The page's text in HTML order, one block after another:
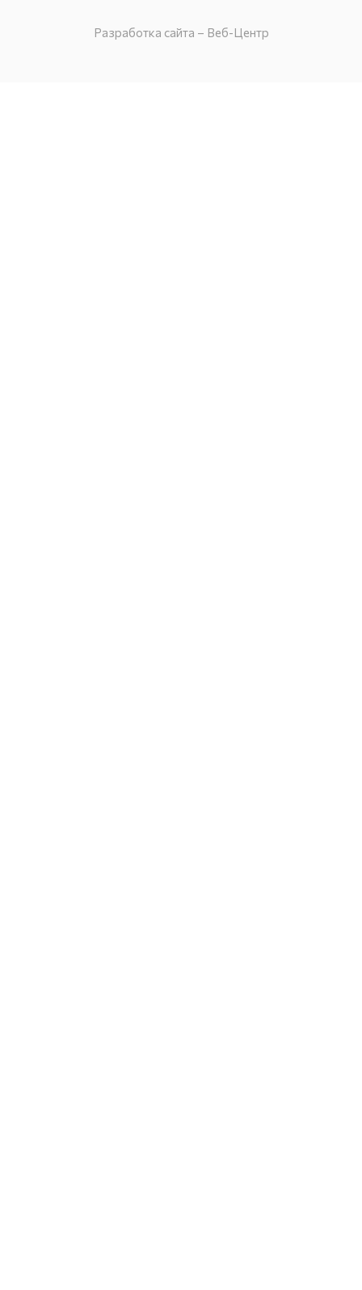
Разработка сайта – Веб-Центр